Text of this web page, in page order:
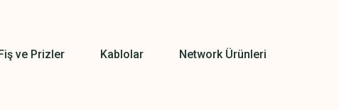
ve Prizler Kablolar Network Ürünleri